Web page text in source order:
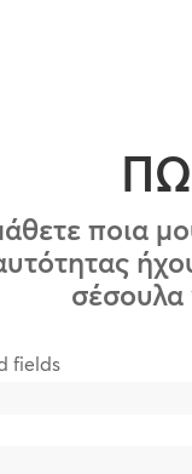
ποια
σέσουλα
fields